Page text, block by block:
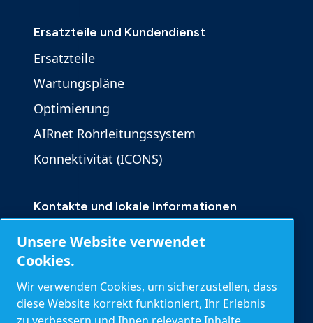
Ersatzteile und Kundendienst
Ersatzteile
Wartungspläne
Optimierung
AIRnet Rohrleitungssystem
Konnektivität (ICONS)
Kontakte und lokale Informationen
Produktanfrage
Serviceanfrage
Allgemeine Anfragen
Unsere Website verwendet
Cookies.
Wir verwenden Cookies, um sicherzustellen, dass
diese Website korrekt funktioniert, Ihr Erlebnis